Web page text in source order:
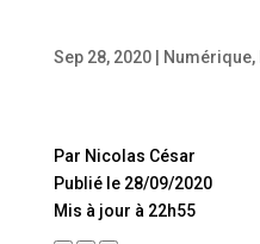
Sep 28, 2020| Numérique,
Par Nicolas César
Publié le 28/09/2020
Mis à jour à 22h55